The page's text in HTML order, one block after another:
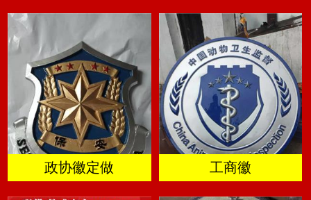
政协徽定做 工商徽